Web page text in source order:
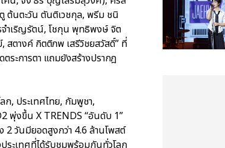
ต้นตะวัน ตันติเวชกุล, พรีม ชนิ
ำเริญรัตน์, โชกุน พุทธิพงษ์ จิต
ตางค์ กิตติภพ เสรีวิชยสวัสดิ์” ที่
ระการตา แถมยังสร้างปรากฎ
, ประเทศไทย, กัมพูชา,
พุ่งขึ้น X TRENDS “อันดับ 1”
2 วันมียอดสูงกว่า 4.6 ล้านโพสต์
ระเทศที่ได้รับชมพร้อมกันทั่วโลก